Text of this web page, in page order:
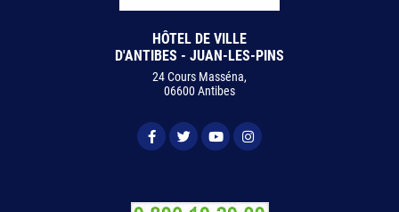
HÔTEL DE VILLE
D'ANTIBES - JUAN-LES-PINS
24 Cours Masséna,
06600 Antibes